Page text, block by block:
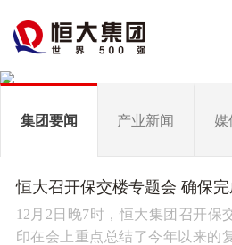
集团要闻 产业新闻 媒
恒大召开保交楼专题会 确保
12月2日晚7时，恒大集团召开保
印在会上重点总结了今年以来的